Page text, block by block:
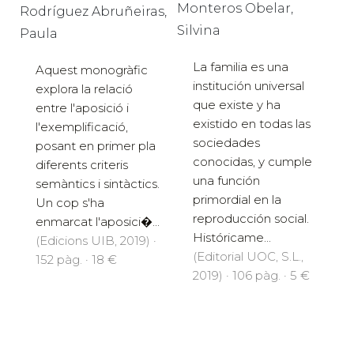
Rodríguez Abruñeiras,
Paula
Aquest monogràfic
explora la relació
entre l'aposició i
l'exemplificació,
posant en primer pla
diferents criteris
semàntics i sintàctics.
Un cop s'ha
enmarcat l'aposici�...
(Edicions UIB, 2019) ·
152 pàg. · 18 €
Monteros Obelar,
Silvina
La familia es una
institución universal
que existe y ha
existido en todas las
sociedades
conocidas, y cumple
una función
primordial en la
reproducción social.
Históricame...
(Editorial UOC, S.L.,
2019) · 106 pàg. · 5 €